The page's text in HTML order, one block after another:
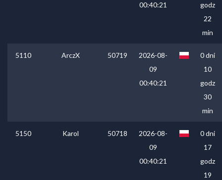
00:40:21
godz
22
min
5110 ArczX 50719
2026-08-
09
00:40:21
0 dni
10
godz
30
min
5150 Karol 50718
2026-08-
09
00:40:21
0 dni
17
godz
19